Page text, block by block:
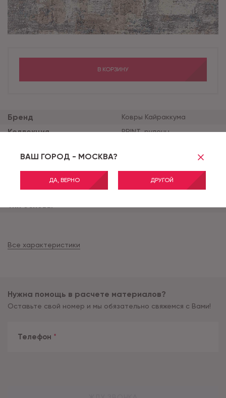
ВАШ ГОРОД - МОСКВА?
ДА, ВЕРНО ДРУГОЙ
Бренд Ковры Кайраккума
Коллекция PRINT_рулоны
Цвет
Состав ворса
Высота ворса (мм) 3
Тип основы
Все характеристики
В КОРЗИНУ
Нужна помощь в расчете материалов?
Оставьте свой номер и мы обязательно свяжемся с Вами!
Телефон *